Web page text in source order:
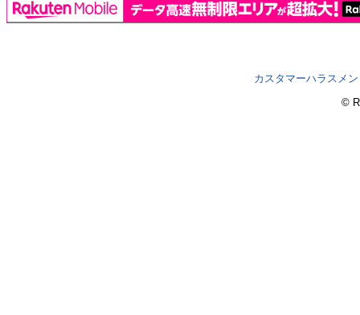
カスタマーハラスメ
©